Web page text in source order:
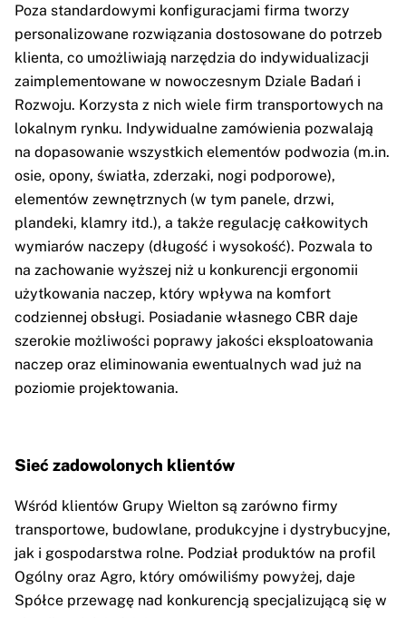
Poza standardowymi konfiguracjami firma tworzy
personalizowane rozwiązania dostosowane do potrzeb
klienta, co umożliwiają narzędzia do indywidualizacji
zaimplementowane w nowoczesnym Dziale Badań i
Rozwoju. Korzysta z nich wiele firm transportowych na
lokalnym rynku. Indywidualne zamówienia pozwalają
na dopasowanie wszystkich elementów podwozia (m.in.
osie, opony, światła, zderzaki, nogi podporowe),
elementów zewnętrznych (w tym panele, drzwi,
plandeki, klamry itd.), a także regulację całkowitych
wymiarów naczepy (długość i wysokość). Pozwala to
na zachowanie wyższej niż u konkurencji ergonomii
użytkowania naczep, który wpływa na komfort
codziennej obsługi. Posiadanie własnego CBR daje
szerokie możliwości poprawy jakości eksploatowania
naczep oraz eliminowania ewentualnych wad już na
poziomie projektowania.
Sieć zadowolonych klientów
Wśród klientów Grupy Wielton są zarówno firmy
transportowe, budowlane, produkcyjne i dystrybucyjne,
jak i gospodarstwa rolne. Podział produktów na profil
Ogólny oraz Agro, który omówiliśmy powyżej, daje
Spółce przewagę nad konkurencją specjalizującą się w